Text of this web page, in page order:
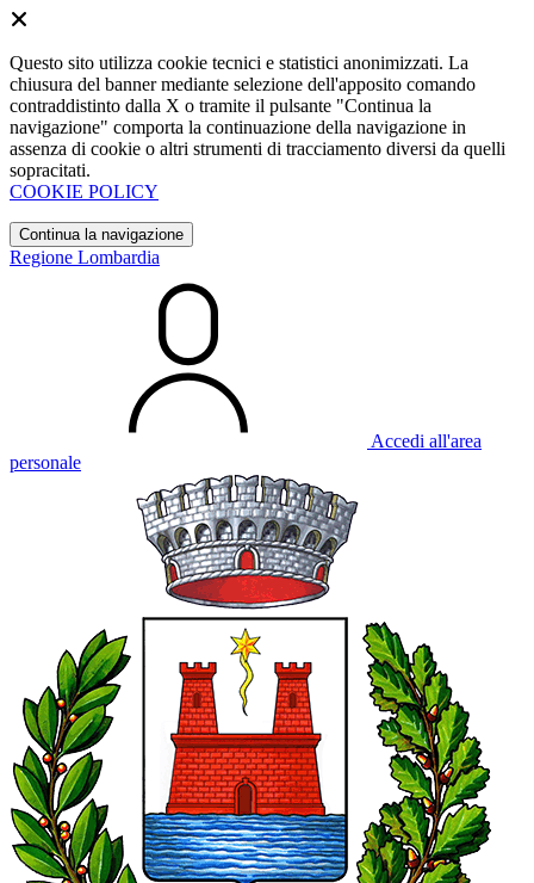
Questo sito utilizza cookie tecnici e statistici anonimizzati. La
chiusura del banner mediante selezione dell'apposito comando
contraddistinto dalla X o tramite il pulsante "Continua la
navigazione" comporta la continuazione della navigazione in
assenza di cookie o altri strumenti di tracciamento diversi da quelli
sopracitati.
COOKIE POLICY
Continua la navigazione
Regione Lombardia
Accedi all'area
personale